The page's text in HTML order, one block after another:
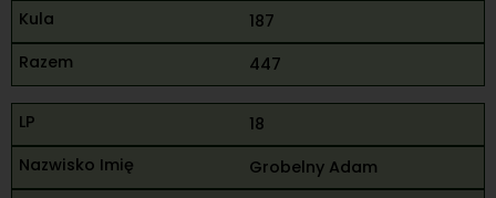
187
447
18
Grobelny Adam